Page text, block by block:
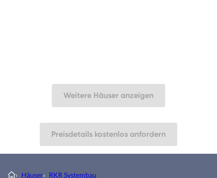
Weitere Häuser anzeigen
Preisdetails kostenlos anfordern
› Häuser› RKR Systembau